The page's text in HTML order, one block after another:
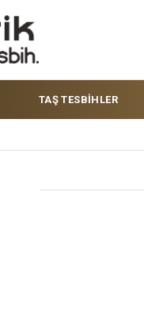
TAŞ TESBİHLER